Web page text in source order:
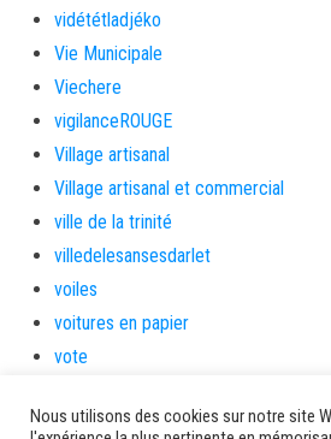
vidététladjéko
Vie Municipale
Viechere
vigilanceROUGE
Village artisanal
Village artisanal et commercial
ville de la trinité
villedelesansesdarlet
voiles
voitures en papier
vote
Nous utilisons des cookies sur notre site